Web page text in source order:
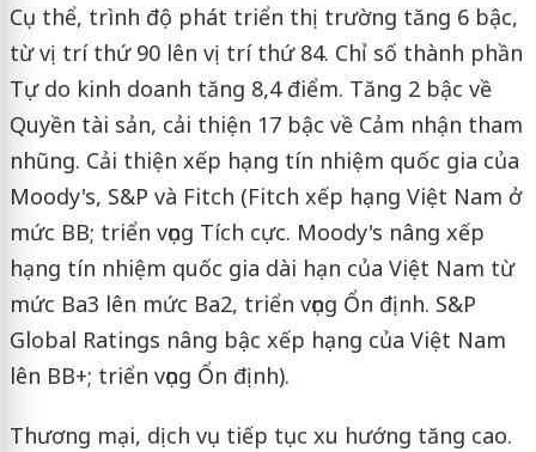
Cụ thể, trình độ phát triển thị trường tăng 6 bậc,
từ vị trí thứ 90 lên vị trí thứ 84. Chỉ số thành phần
Tự do kinh doanh tăng 8,4 điểm. Tăng 2 bậc về
Quyền tài sản, cải thiện 17 bậc về Cảm nhận tham
nhũng. Cải thiện xếp hạng tín nhiệm quốc gia của
Moody's, S&P và Fitch (Fitch xếp hạng Việt Nam ở
mức BB; triển vọng Tích cực. Moody's nâng xếp
hạng tín nhiệm quốc gia dài hạn của Việt Nam từ
mức Ba3 lên mức Ba2, triển vọng Ổn định. S&P
Global Ratings nâng bậc xếp hạng của Việt Nam
lên BB+; triển vọng Ổn định).
Thương mại, dịch vụ tiếp tục xu hướng tăng cao.